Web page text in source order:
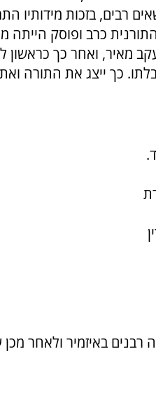
רבים, בזכות מידותיו
כרב ופוסק הייתה
מאיר, ואחר כך כראשון
כך ייצג את התורה
באיזמיר ולאחר מכן